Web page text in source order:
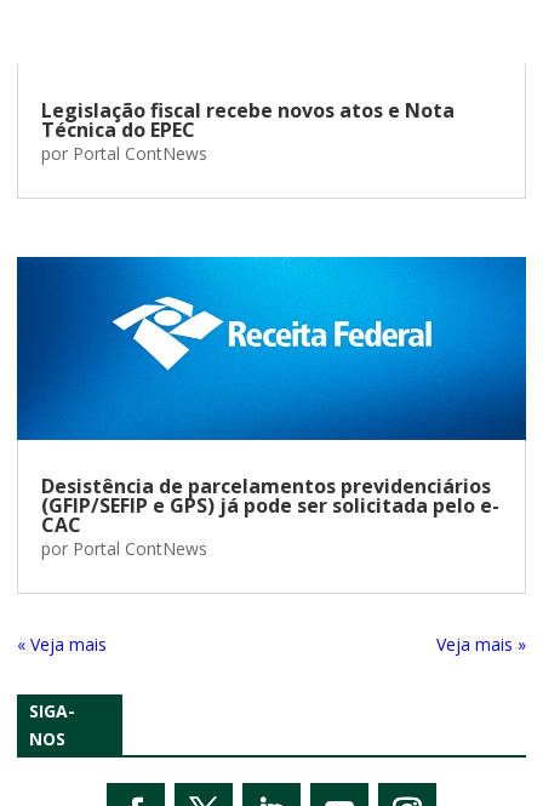
Legislação fiscal recebe novos atos e Nota
Técnica do EPEC
por Portal ContNews
Desistência de parcelamentos previdenciários
(GFIP/SEFIP e GPS) já pode ser solicitada pelo e-
CAC
por Portal ContNews
« Entradas Antigas Próximas Entradas »
SIGA-
NOS